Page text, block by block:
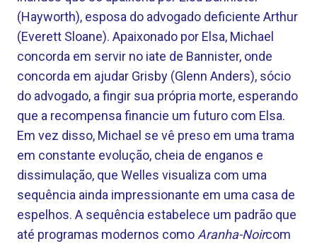
(Hayworth), esposa do advogado deficiente Arthur
(Everett Sloane). Apaixonado por Elsa, Michael
concorda em servir no iate de Bannister, onde
concorda em ajudar Grisby (Glenn Anders), sócio
do advogado, a fingir sua própria morte, esperando
que a recompensa financie um futuro com Elsa.
Em vez disso, Michael se vê preso em uma trama
em constante evolução, cheia de enganos e
dissimulação, que Welles visualiza com uma
sequência ainda impressionante em uma casa de
espelhos. A sequência estabelece um padrão que
até programas modernos como Aranha-Noircom